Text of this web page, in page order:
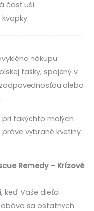
časť uší.
nákupu
tašky, spojený v
alebo
takýchto malých
vybrané kvetiny
Remedy – Krízové
keď Vaše dieťa
obáva sa ostatných